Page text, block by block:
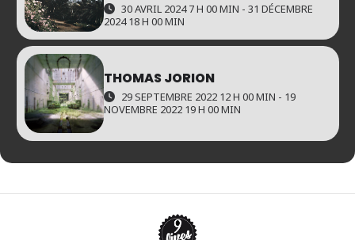
30 AVRIL 2024 7 H 00 MIN - 31 DÉCEMBRE
2024 18 H 00 MIN
THOMAS JORION
29 SEPTEMBRE 2022 12 H 00 MIN - 19
NOVEMBRE 2022 19 H 00 MIN